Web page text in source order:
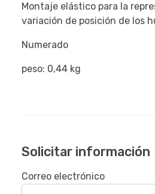
Montaje elástico para la
variación de posición de los
Numerado
peso: 0,44 kg
Solicitar información
Correo electrónico